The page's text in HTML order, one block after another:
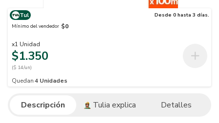
Tul
Desde 0 hasta 3 días.
Mínimo del vendedor $0
x1 Unidad
$1.350
($ 14/un)
Quedan4 Unidades
Descripción Tulia explica Detalles